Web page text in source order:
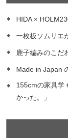
HIDA ×
一枚板ソムリエ
鹿子編みのこだ
Made in Japan
155cmの家具学
かった。」